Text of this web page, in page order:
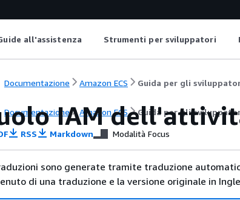
all'assistenza Strumenti per sviluppatori
Documentazione Amazon ECS Guida per gli
Documentazione Amazon ECS Guida per gli
IAM
RSS Markdown Modalità Focus
sono generate tramite traduzione
di una traduzione e la versione originale in